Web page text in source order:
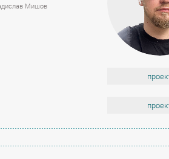
Мишов